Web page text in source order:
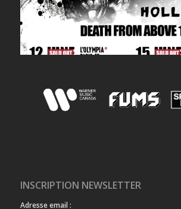
INSCRIPTION NEWSLETTER
Adresse email :